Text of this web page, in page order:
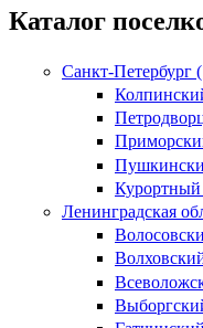
Каталог
Санкт-Петербург
Курортный
Ленинградская